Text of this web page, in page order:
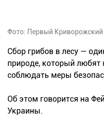
Фото: Первый Криворожский
Сбор грибов в лесу —
природе, который
соблюдать меры
Об этом говорится на
Украины.